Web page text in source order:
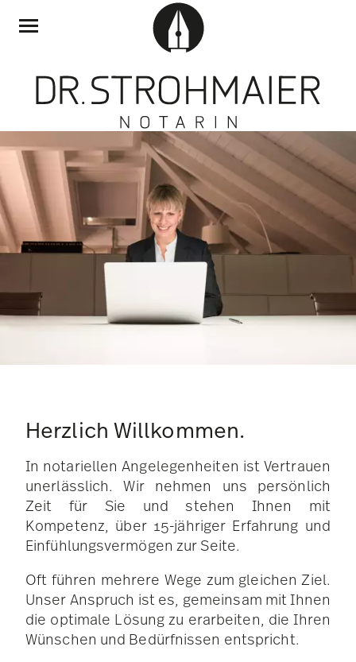
Herzlich Willkommen.
In notariellen Angelegenheiten ist Vertrauen
unerlässlich. Wir nehmen uns persönlich
Zeit für Sie und stehen Ihnen mit
Kompetenz, über 15-jähriger Erfahrung und
Einfühlungsvermögen zur Seite.
Oft führen mehrere Wege zum gleichen Ziel.
Unser Anspruch ist es, gemeinsam mit Ihnen
die optimale Lösung zu erarbeiten, die Ihren
Wünschen und Bedürfnissen entspricht.